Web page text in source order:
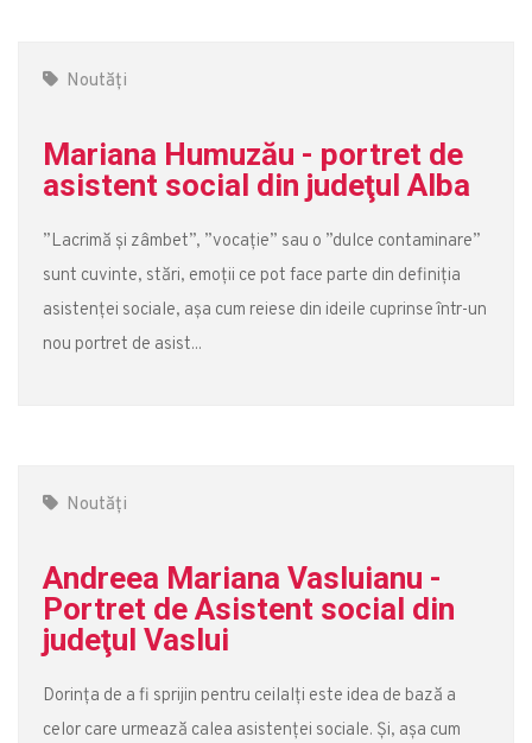
Noutăți
Mariana Humuzău - portret de
asistent social din judeţul Alba
”Lacrimă și zâmbet”, ”vocație” sau o ”dulce contaminare”
sunt cuvinte, stări, emoții ce pot face parte din definiția
asistenței sociale, așa cum reiese din ideile cuprinse într-un
nou portret de asist...
Noutăți
Andreea Mariana Vasluianu -
Portret de Asistent social din
judeţul Vaslui
Dorința de a fi sprijin pentru ceilalți este idea de bază a
celor care urmează calea asistenței sociale. Și, așa cum